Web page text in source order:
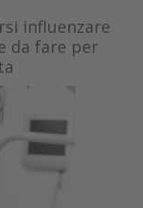
influenzare
da fare per